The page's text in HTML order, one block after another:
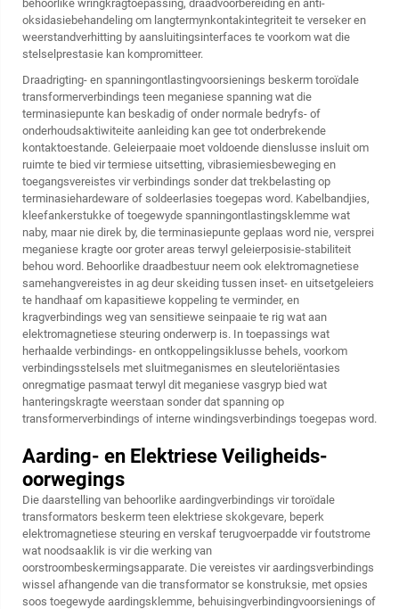
behoorlike wringkragtoepassing, draadvoorbereiding en anti-
oksidasiebehandeling om langtermynkontakintegriteit te verseker en
weerstandverhitting by aansluitingsinterfaces te voorkom wat die
stelselprestasie kan kompromitteer.
Draadrigting- en spanningontlastingvoorsienings beskerm toroïdale
transformerverbindings teen meganiese spanning wat die
terminasiepunte kan beskadig of onder normale bedryfs- of
onderhoudsaktiwiteite aanleiding kan gee tot onderbrekende
kontaktoestande. Geleierpaaie moet voldoende dienslusse insluit om
ruimte te bied vir termiese uitsetting, vibrasiemiesbeweging en
toegangsvereistes vir verbindings sonder dat trekbelasting op
terminasiehardeware of soldeerlasies toegepas word. Kabelbandjies,
kleefankerstukke of toegewyde spanningontlastingsklemme wat
naby, maar nie direk by, die terminasiepunte geplaas word nie, versprei
meganiese kragte oor groter areas terwyl geleierposisie-stabiliteit
behou word. Behoorlike draadbestuur neem ook elektromagnetiese
samehangvereistes in ag deur skeiding tussen inset- en uitsetgeleiers
te handhaaf om kapasitiewe koppeling te verminder, en
kragverbindings weg van sensitiewe seinpaaie te rig wat aan
elektromagnetiese steuring onderwerp is. In toepassings wat
herhaalde verbindings- en ontkoppelingsiklusse behels, voorkom
verbindingsstelsels met sluitmeganismes en sleuteloriëntasies
onregmatige pasmaat terwyl dit meganiese vasgryp bied wat
hanteringskragte weerstaan sonder dat spanning op
transformerverbindings of interne windingsverbindings toegepas word.
Aarding- en Elektriese Veiligheids-
oorwegings
Die daarstelling van behoorlike aardingverbindings vir toroïdale
transformators beskerm teen elektriese skokgevare, beperk
elektromagnetiese steuring en verskaf terugvoerpadde vir foutstrome
wat noodsaaklik is vir die werking van
oorstroombeskermingsapparate. Die vereistes vir aardingsverbindings
wissel afhangende van die transformator se konstruksie, met opsies
soos toegewyde aardingsklemme, behuisingverbindingvoorsienings of